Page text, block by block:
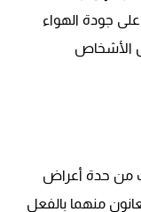
جودة الهواء
الأشخاص
من حدة أعراض
منهما بالفعل